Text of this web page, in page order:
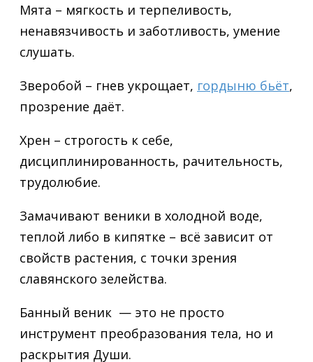
Мята – мягкость и терпеливость,
ненавязчивость и заботливость, умение
слушать.
Зверобой – гнев укрощает, гордыню бьёт,
прозрение даёт.
Хрен – строгость к себе,
дисциплинированность, рачительность,
трудолюбие.
Замачивают веники в холодной воде,
теплой либо в кипятке – всё зависит от
свойств растения, с точки зрения
славянского зелейства.
Банный веник — это не просто
инструмент преобразования тела, но и
раскрытия Души.